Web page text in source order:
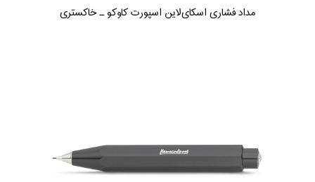
مداد فشاری اسکای‌لاین اسپورت کاوکو ـ خاکستری